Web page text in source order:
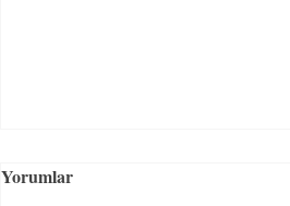
En uygun fiyatlı İngilizce
Yorumlar